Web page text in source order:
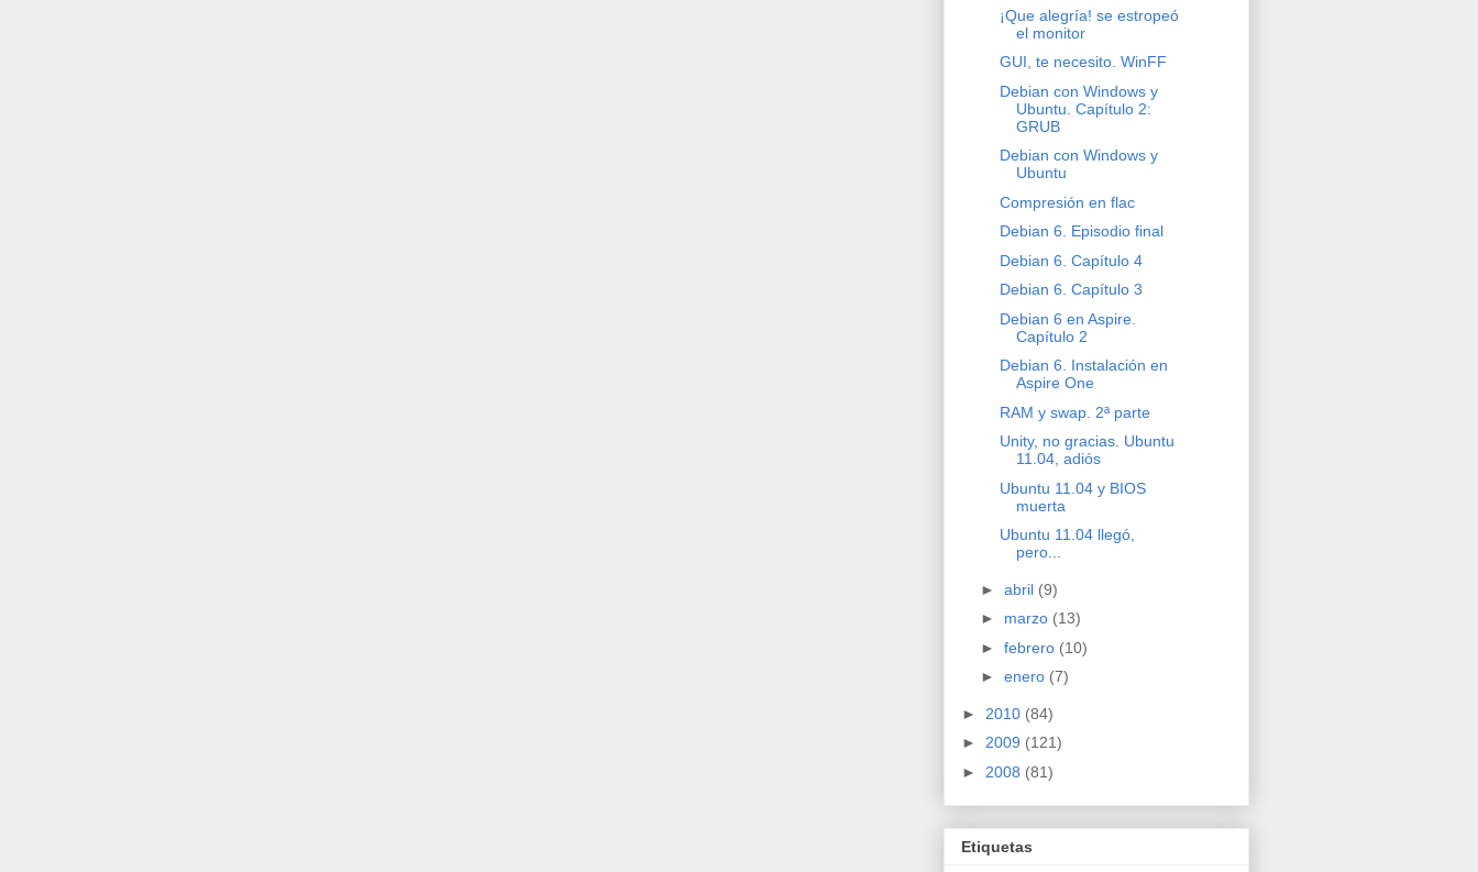
¡Que alegría! se estropeó
el monitor
GUI, te necesito. WinFF
Debian con Windows y
Ubuntu. Capítulo 2:
GRUB
Debian con Windows y
Ubuntu
Compresión en flac
Debian 6. Episodio final
Debian 6. Capítulo 4
Debian 6. Capítulo 3
Debian 6 en Aspire.
Capítulo 2
Debian 6. Instalación en
Aspire One
RAM y swap. 2ª parte
Unity, no gracias. Ubuntu
11.04, adiós
Ubuntu 11.04 y BIOS
muerta
Ubuntu 11.04 llegó,
pero...
► abril (9)
► marzo (13)
► febrero (10)
► enero (7)
► 2010 (84)
► 2009 (121)
► 2008 (81)
Etiquetas